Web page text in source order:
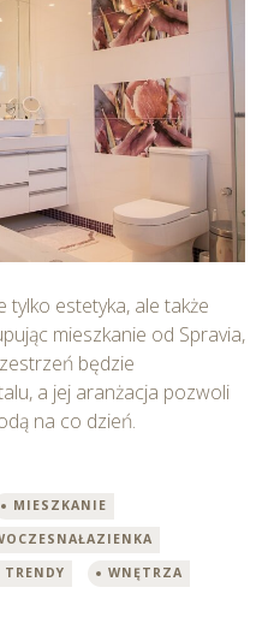
wybory dotyczące
na wykorzystywanie
w wybranych przez
opcji „Dostosuj
tylko estetyka, ale także
mieszkanie od Spravia,
będzie
a jej aranżacja pozwoli
na co dzień.
MIESZKANIE
TRENDY
WNĘTRZA